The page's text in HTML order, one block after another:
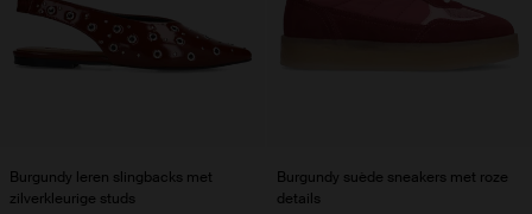
Burgundy leren slingbacks met
zilverkleurige studs
Burgundy suède sneakers met roze
details